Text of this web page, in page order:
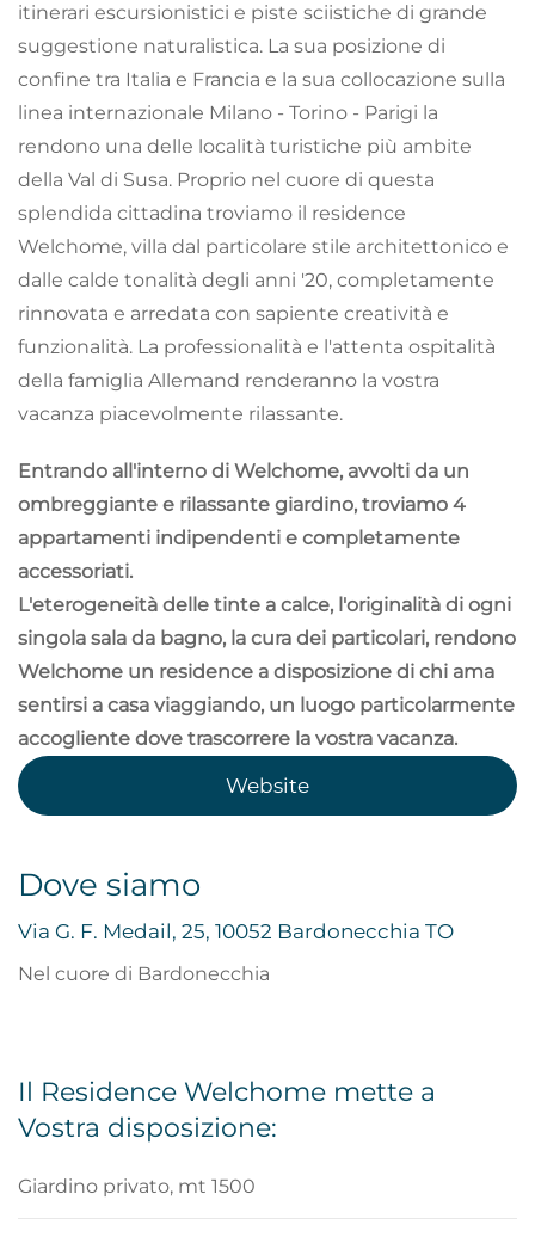
itinerari escursionistici e piste sciistiche di grande
suggestione naturalistica. La sua posizione di
confine tra Italia e Francia e la sua collocazione sulla
linea internazionale Milano - Torino - Parigi la
rendono una delle località turistiche più ambite
della Val di Susa. Proprio nel cuore di questa
splendida cittadina troviamo il residence
Welchome, villa dal particolare stile architettonico e
dalle calde tonalità degli anni '20, completamente
rinnovata e arredata con sapiente creatività e
funzionalità. La professionalità e l'attenta ospitalità
della famiglia Allemand renderanno la vostra
vacanza piacevolmente rilassante.
Entrando all'interno di Welchome, avvolti da un
ombreggiante e rilassante giardino, troviamo 4
appartamenti indipendenti e completamente
accessoriati.
L'eterogeneità delle tinte a calce, l'originalità di ogni
singola sala da bagno, la cura dei particolari, rendono
Welchome un residence a disposizione di chi ama
sentirsi a casa viaggiando, un luogo particolarmente
accogliente dove trascorrere la vostra vacanza.
Website
Dove siamo
Via G. F. Medail, 25, 10052 Bardonecchia TO
Nel cuore di Bardonecchia
Il Residence Welchome mette a
Vostra disposizione:
Giardino privato, mt 1500